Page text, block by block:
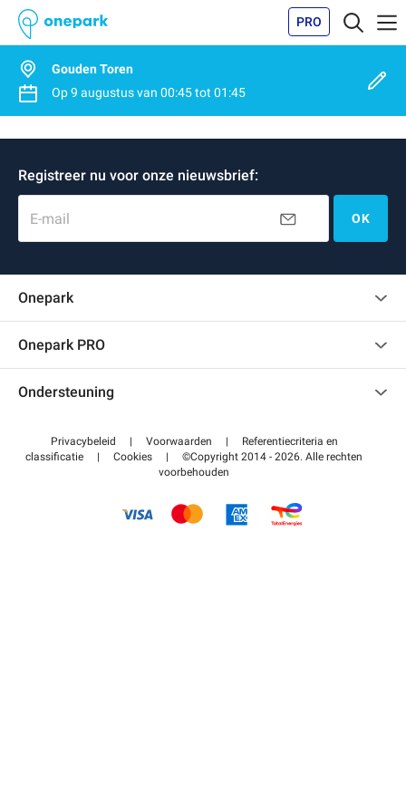
PRO
Gouden Toren
Op9 augustusvan 00:45tot 01:45
Registreer nu voor onze nieuwsbrief:
E-mail OK
Onepark
Onepark PRO
Word partner van Onepark
Ondersteuning
Helpcentrum
Betalen voor parkeren FLOW
Privacybeleid | Voorwaarden |
Referentiecriteria en
classificatie
| Cookies |
©Copyright 2014 - 2026. Alle rechten
voorbehouden